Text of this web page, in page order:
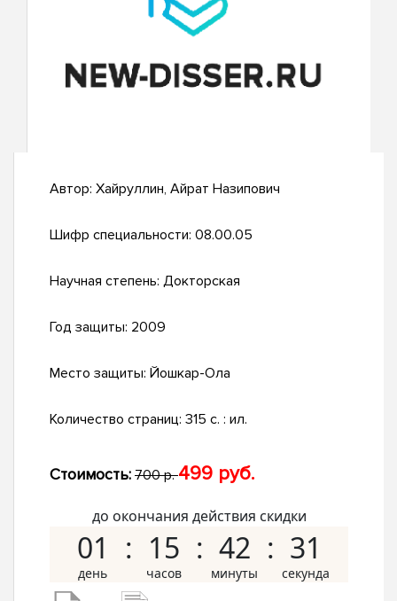
Автор: Хайруллин, Айрат Назипович
Шифр специальности: 08.00.05
Научная степень: Докторская
Год защиты: 2009
Место защиты: Йошкар-Ола
Количество страниц: 315 с. : ил.
Стоимость: 700 р.499 руб.
до окончания действия скидки
01 15 42 30